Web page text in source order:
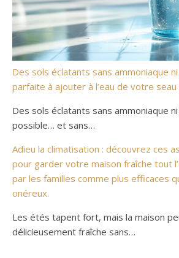
Des sols éclatants sans ammoniaque ni
parfaite à ajouter à l’eau de votre seau
Des sols éclatants sans ammoniaque ni
possible… et sans…
Adieu la climatisation : découvrez ces
pour garder votre maison fraîche tout
par les familles comme plus efficaces
onéreux.
Les étés tapent fort, mais la maison
délicieusement fraîche sans…